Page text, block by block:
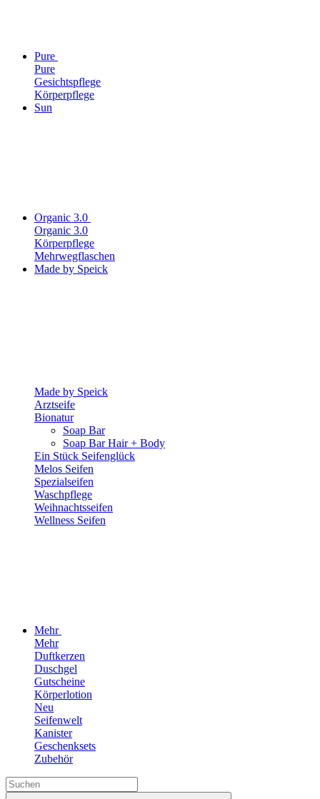
Pure
Pure
Gesichtspflege
Körperpflege
Sun
Organic 3.0
Organic 3.0
Körperpflege
Mehrwegflaschen
Made by Speick
Made by Speick
Arztseife
Bionatur
Soap Bar
Soap Bar Hair + Body
Ein Stück Seifenglück
Melos Seifen
Spezialseifen
Waschpflege
Weihnachtsseifen
Wellness Seifen
Mehr
Mehr
Duftkerzen
Duschgel
Gutscheine
Körperlotion
Neu
Seifenwelt
Kanister
Geschenksets
Zubehör